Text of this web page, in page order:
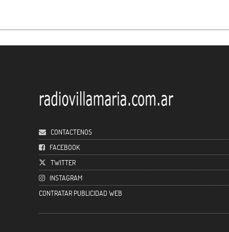
CONTACTENOS
FACEBOOK
TWITTER
INSTAGRAM
CONTRATAR PUBLICIDAD WEB